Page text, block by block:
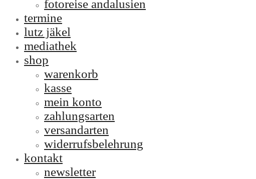
fotoreise andalusien
termine
lutz jäkel
mediathek
shop
warenkorb
kasse
mein konto
zahlungsarten
versandarten
widerrufsbelehrung
kontakt
newsletter